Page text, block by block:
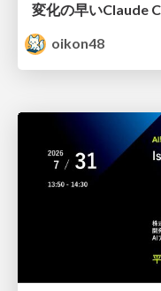
変化の早いClaude
oikon48